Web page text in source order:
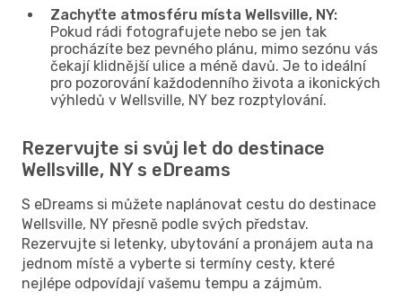
Zachyťte atmosféru místa Wellsville, NY:
Pokud rádi fotografujete nebo se jen tak
procházíte bez pevného plánu, mimo sezónu vás
čekají klidnější ulice a méně davů. Je to ideální
pro pozorování každodenního života a ikonických
výhledů v Wellsville, NY bez rozptylování.
Rezervujte si svůj let do destinace
Wellsville, NY s eDreams
S eDreams si můžete naplánovat cestu do destinace
Wellsville, NY přesně podle svých představ.
Rezervujte si letenky, ubytování a pronájem auta na
jednom místě a vyberte si termíny cesty, které
nejlépe odpovídají vašemu tempu a zájmům.